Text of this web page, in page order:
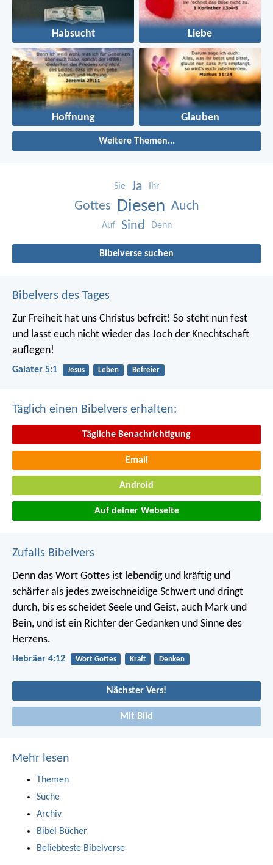
Habsucht Liebe
Hoffnung Glauben
Weitere Themen...
Sie Ja Ihr
Gottes Diesen Auch
Auf Sind Denn
Bibelverse suchen
Bibelvers des Tages
Zur Freiheit hat uns Christus befreit! So steht nun fest
und lasst euch nicht wieder das Joch der Knechtschaft
auflegen!
Galater 5:1 Jesus Leben Befreier
Täglich einen Bibelvers erhalten:
Tägliche Benachrichtigung
Email
Android
Auf deiner Webseite
Zufalls Bibelvers
Denn das Wort Gottes ist lebendig und kräftig und
schärfer als jedes zweischneidige Schwert und dringt
durch, bis es scheidet Seele und Geist, auch Mark und
Bein, und ist ein Richter der Gedanken und Sinne des
Herzens.
Hebräer 4:12 Wort Gottes Kraft Denken
Nächster Vers!
Mit Bild
Mehr lesen
Themen
Suche
Archiv
Bibel Bücher
Beliebteste Bibelverse